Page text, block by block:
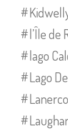
l’Île de
lago
Lago